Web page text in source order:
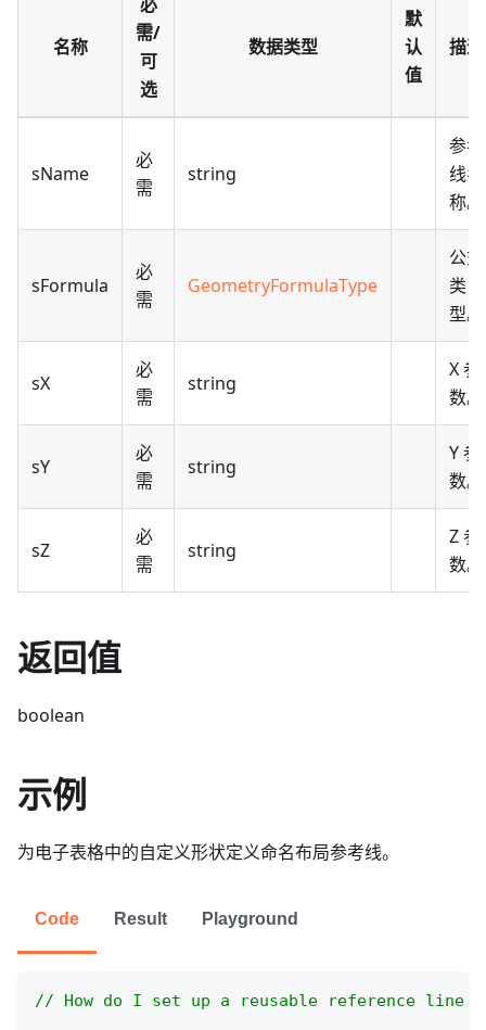
名称
必
需/
可
选
数据类型
默
认
值
描述
sName
必
需
string
参考
线名
称。
sFormula
必
需
GeometryFormulaType
公式
类
型。
sX
必
需
string
X 参
数。
sY
必
需
string
Y 参
数。
sZ
必
需
string
Z 参
数。
返回值
boolean
示例
为电子表格中的自定义形状定义命名布局参考线。
Code Result Playground
// How do I set up a reusable reference line